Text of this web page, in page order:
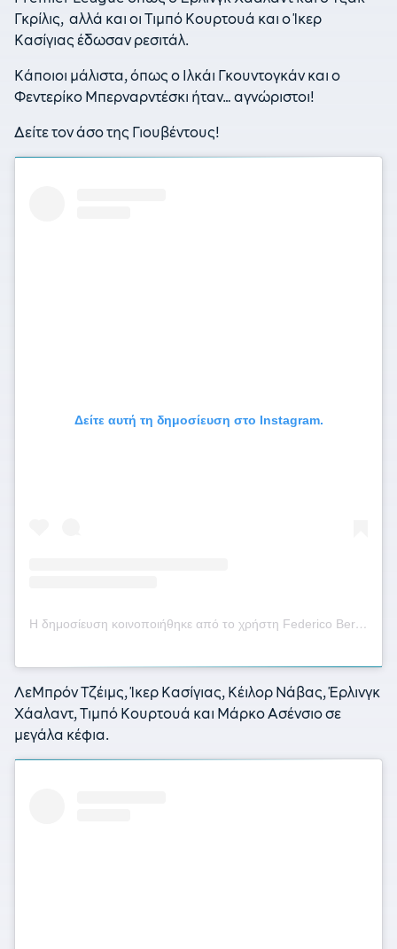
Γκρίλις, αλλά και οι Τιμπό Κουρτουά και ο Ίκερ
Κασίγιας έδωσαν ρεσιτάλ.
Κάποιοι μάλιστα, όπως ο Ιλκάι Γκουντογκάν και ο
Φεντερίκο Μπερναρντέσκι ήταν… αγνώριστοι!
Δείτε τον άσο της Γιουβέντους!
Δείτε αυτή τη δημοσίευση στο Instagram.
Η δημοσίευση κοινοποιήθηκε από το χρήστη Federico Bernardeschi (@fbernardeschi)
ΛεΜπρόν Τζέιμς, Ίκερ Κασίγιας, Κέιλορ Νάβας, Έρλινγκ
Χάαλαντ, Τιμπό Κουρτουά και Mάρκο Ασένσιο σε
μεγάλα κέφια.